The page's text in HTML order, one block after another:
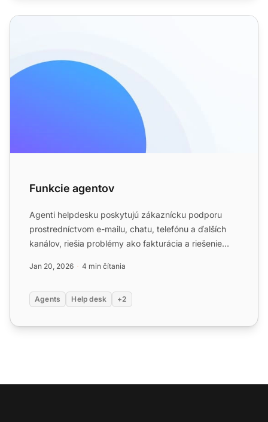
Funkcie agentov
Funkcie agentov
Agenti helpdesku poskytujú zákaznícku podporu
prostredníctvom e-mailu, chatu, telefónu a ďalších
kanálov, riešia problémy ako fakturácia a riešenie
Jan 20, 2026 4 min čítania
Agents Help desk +2